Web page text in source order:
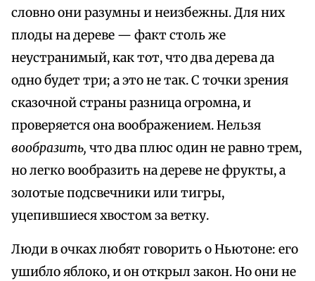
словно они разумны и неизбежны. Для них
плоды на дереве — факт столь же
неустранимый, как тот, что два дерева да
одно будет три; а это не так. С точки зрения
сказочной страны разница огромна, и
проверяется она воображением. Нельзя
вообразить, что два плюс один не равно трем,
но легко вообразить на дереве не фрукты, а
золотые подсвечники или тигры,
уцепившиеся хвостом за ветку.
Люди в очках любят говорить о Ньютоне: его
ушибло яблоко, и он открыл закон. Но они не